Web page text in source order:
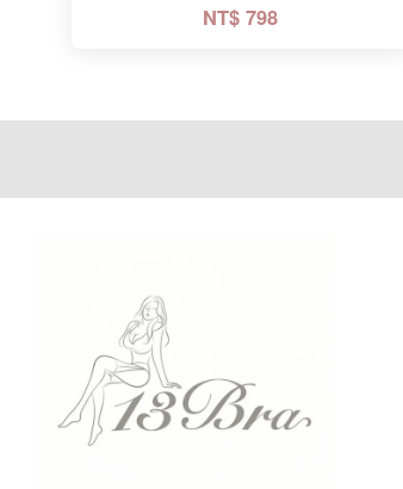
NT$ 798